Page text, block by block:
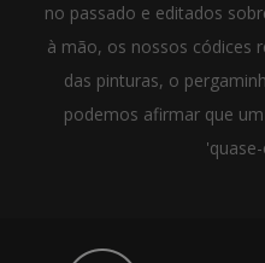
no passado e editados
à mão, os nossos códices
das pinturas, o
podemos afirmar que